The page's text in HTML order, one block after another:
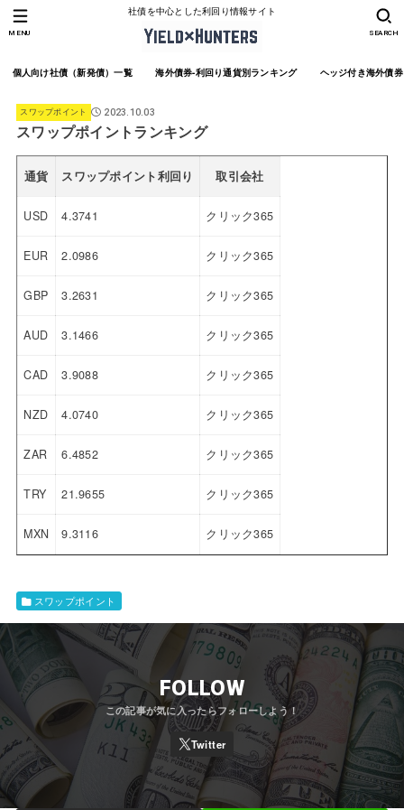
社債を中心とした利回り情報サイト
個人向け社債（新発債）一覧 海外債券-利回り通貨別ランキング ヘッジ付き海外債
SEARCH
MENU
スワップポイント 2023.10.03
スワップポイントランキング
通貨 スワップポイント利回り 取引会社
USD 4.3741 クリック365
EUR 2.0986 クリック365
GBP 3.2631 クリック365
AUD 3.1466 クリック365
CAD 3.9088 クリック365
NZD 4.0740 クリック365
ZAR 6.4852 クリック365
TRY 21.9655 クリック365
MXN 9.3116 クリック365
スワップポイント
FOLLOW